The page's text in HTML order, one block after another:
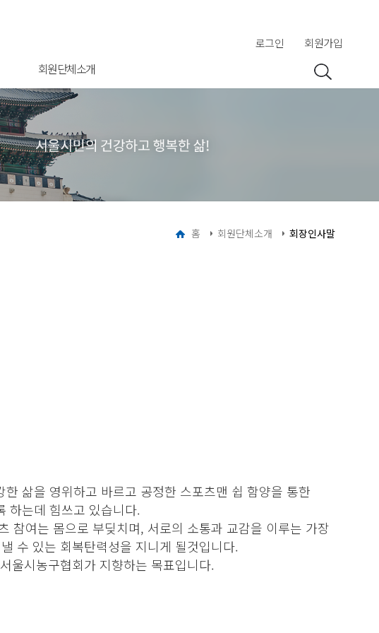
로그인 회원가입
회원단체소개
홈 회원단체소개 회장인사말
삶을 영위하고 바르고 공정한 스포츠맨 쉽 함양을 통한
하는데 힘쓰고 있습니다.
참여는 몸으로 부딪치며, 서로의 소통과 교감을 이루는 가장
수 있는 회복탄력성을 지니게 될것입니다.
울시농구협회가 지향하는 목표입니다.